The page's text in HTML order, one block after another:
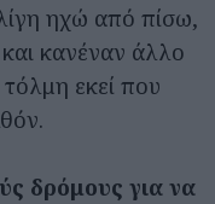
ηχώ από πίσω,
και κανέναν άλλο
εκεί που
δρόμους για να